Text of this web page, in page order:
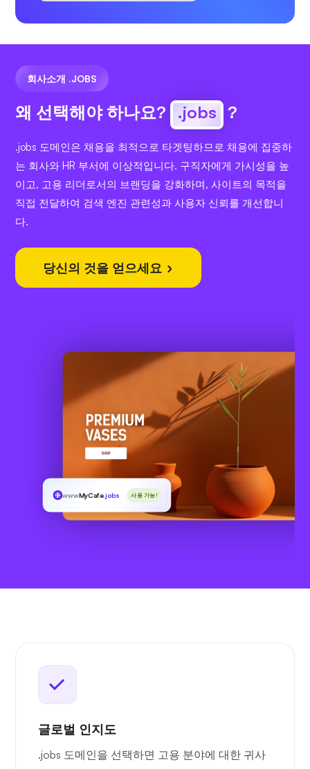
회사소개 .JOBS
왜 선택해야 하나요? .jobs ?
.jobs 도메인은 채용을 최적으로 타겟팅하므로 채용에 집중하
는 회사와 HR 부서에 이상적입니다. 구직자에게 가시성을 높
이고, 고용 리더로서의 브랜딩을 강화하며, 사이트의 목적을
직접 전달하여 검색 엔진 관련성과 사용자 신뢰를 개선합니
다.
당신의 것을 얻으세요
wwwMyCafe.jobs 사용 가능!
글로벌 인지도
.jobs 도메인을 선택하면 고용 분야에 대한 귀사